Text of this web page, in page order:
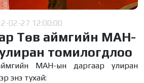
02-27 12:00:00
Төв аймгийн МАН-
томилогдлоо
МАН-ын даргаар улиран
энэ тухай: